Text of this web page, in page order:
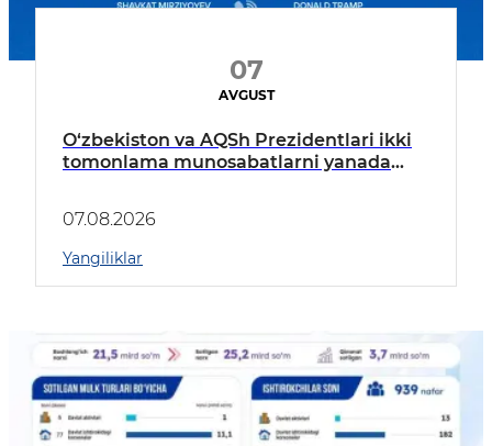
07
AVGUST
O‘zbekiston va AQSh Prezidentlari ikki
tomonlama munosabatlarni yanada
07.08.2026
Yangiliklar